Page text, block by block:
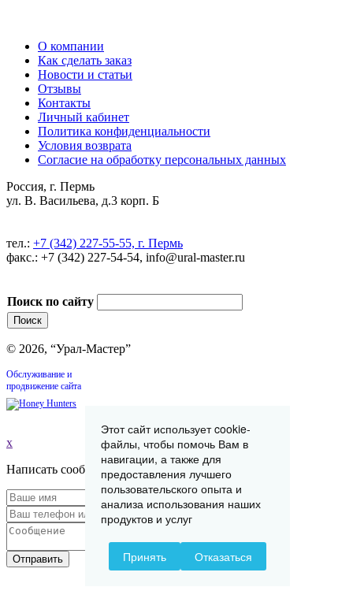
О компании
Как сделать заказ
Новости и статьи
Отзывы
Контакты
Личный кабинет
Политика конфиденциальности
Условия возврата
Согласие на обработку персональных данных
Россия, г. Пермь
ул. В. Васильева, д.3 корп. Б
тел.: +7 (342) 227-55-55, г. Пермь
факс.: +7 (342) 227-54-54, info@ural-master.ru
Поиск по сайту
© 2026, “Урал-Мастер”
Обслуживание и
продвижение сайта
x
Написать сообщение
Отправить
Этот сайт использует cookie-
файлы, чтобы помочь Вам в
навигации, а также для
предоставления лучшего
пользовательского опыта и
анализа использования наших
продуктов и услуг
Принять Отказаться